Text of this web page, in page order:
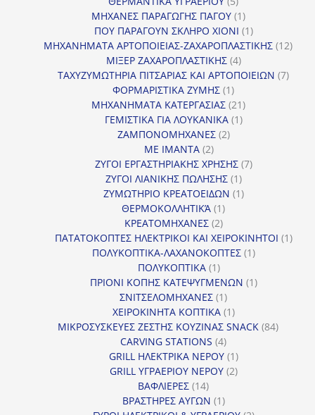
προϊόντα
ΜΗΧΑΝΕΣ ΠΑΡΑΓΩΓΗΣ ΠΑΓΟΥ 11
προϊόν
ΠΟΥ ΠΑΡΑΓΟΥΝ ΣΚΛΗΡΟ ΧΙΟΝΙ 11
προϊόν
ΜΗΧΑΝΗΜΑΤΑ ΑΡΤΟΠΟΙΕΙΑΣ-ΖΑΧΑΡΟΠΛΑΣΤΙΚΗΣ 1212
ΜΙΞΕΡ ΖΑΧΑΡΟΠΛΑΣΤΙΚΗΣ 44
προϊόντα
ΤΑΧΥΖΥΜΩΤΗΡΙΑ ΠΙΤΣΑΡΙΑΣ ΚΑΙ ΑΡΤΟΠΟΙΕΙΩΝ 77
ΦΟΡΜΑΡΙΣΤΙΚΑ ΖΥΜΗΣ 11
προϊόν
ΜΗΧΑΝΗΜΑΤΑ ΚΑΤΕΡΓΑΣΙΑΣ 2121
προϊόντα
ΓΕΜΙΣΤΙΚΑ ΓΙΑ ΛΟΥΚΑΝΙΚΑ 11
ΖΑΜΠΟΝΟΜΗΧΑΝΕΣ 22
ΜΕ ΙΜΑΝΤΑ 22
προϊόντα
ΖΥΓΟΙ ΕΡΓΑΣΤΗΡΙΑΚΗΣ ΧΡΗΣΗΣ 77
ΖΥΓΟΙ ΛΙΑΝΙΚΗΣ ΠΩΛΗΣΗΣ 11
προϊόν
ΖΥΜΩΤΗΡΙΟ ΚΡΕΑΤΟΕΙΔΩΝ 11
ΘΕΡΜΟΚΟΛΛΗΤΙΚΆ 11
προϊόν
ΚΡΕΑΤΟΜΗΧΑΝΕΣ 22
προϊόντα
ΠΑΤΑΤΟΚΟΠΤΕΣ ΗΛΕΚΤΡΙΚΟΙ ΚΑΙ ΧΕΙΡΟΚΙΝΗΤΟΙ 11
ΠΟΛΥΚΟΠΤΙΚΑ-ΛΑΧΑΝΟΚΟΠΤΕΣ 11
ΠΟΛΥΚΟΠΤΙΚΑ 11
προϊόν
ΠΡΙΟΝΙ ΚΟΠΗΣ ΚΑΤΕΨΥΓΜΕΝΩΝ 11
ΣΝΙΤΣΕΛΟΜΗΧΑΝΕΣ 11
προϊόν
ΧΕΙΡΟΚΙΝΗΤΑ ΚΟΠΤΙΚΑ 11
προϊόν
ΜΙΚΡΟΣΥΣΚΕΥΕΣ ΖΕΣΤΗΣ ΚΟΥΖΙΝΑΣ SNACK 8484
CARVING STATIONS 44
προϊόντα
GRILL ΗΛΕΚΤΡΙΚΑ ΝΕΡΟΥ 11
προϊόν
GRILL ΥΓΡΑΕΡΙΟΥ ΝΕΡΟΥ 22
ΒΑΦΛΙΕΡΕΣ 1414
προϊόντα
ΒΡΑΣΤΗΡΕΣ ΑΥΓΩΝ 11